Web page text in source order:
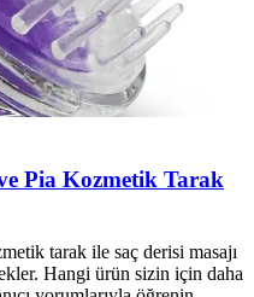
Pia Kozmetik Tarak
tarak ile saç derisi masajı
Hangi ürün sizin için daha